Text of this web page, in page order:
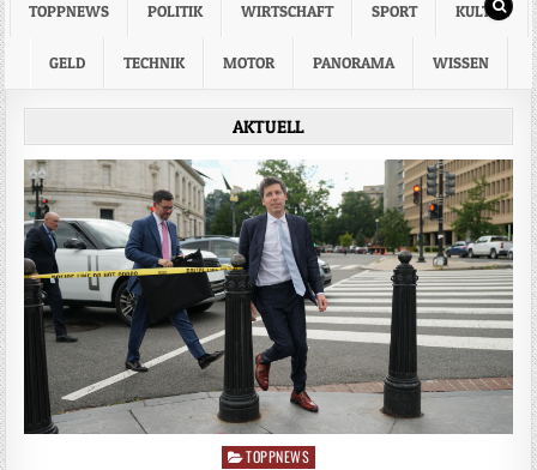
TOPPNEWS POLITIK WIRTSCHAFT SPORT KULTUR
GELD TECHNIK MOTOR PANORAMA WISSEN
AKTUELL
Posted
TOPPNEWS